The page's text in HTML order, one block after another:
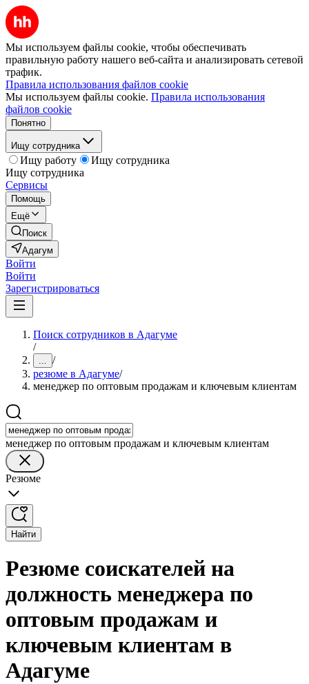
Мы используем файлы cookie, чтобы обеспечивать
правильную работу нашего веб-сайта и анализировать сетевой
трафик.
Правила использования файлов cookie
Мы используем файлы cookie. Правила использования
файлов cookie
Понятно
Ищу сотрудника
Ищу работу
Ищу сотрудника
Ищу сотрудника
Сервисы
Помощь
Ещё
Поиск
Адагум
Войти
Войти
Зарегистрироваться
Поиск сотрудников в Адагуме
/
... /
резюме в Адагуме/
менеджер по оптовым продажам и ключевым клиентам
менеджер по оптовым продажам и ключевым клиентам
Резюме
Найти
Резюме соискателей на
должность менеджера по
оптовым продажам и
ключевым клиентам в
Адагуме